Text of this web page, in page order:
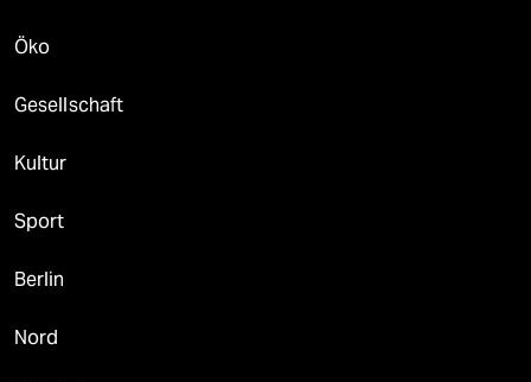
Öko
Gesellschaft
Kultur
Sport
Berlin
Nord